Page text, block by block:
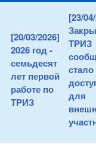
[20/03/2026]
2026 год -
семьдесят
лет первой
работе по
ТРИЗ
[23/
ТРИЗ
стало
для